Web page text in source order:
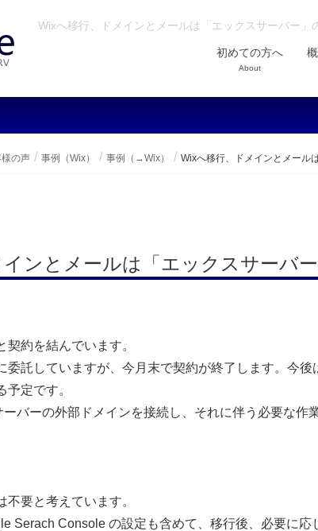
Wixへ移行、ドメインとメールは「エックスサーバー」
初めての方へ
About
の声 事例（Wix） 事例（→Wix） Wixへ移行、ドメインとメール
ンとメールは「エックスサーバ
約を結んでいます。
委託していますが、今月末で契約が終了します。今
定です。
バーの外部ドメインを接続し、それに伴う必要な作
要と考えています。
Serach Console の設定も含めて、移行後、必要に応